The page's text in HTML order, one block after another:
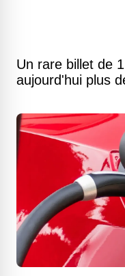
Un rare billet de
aujourd'hui plus